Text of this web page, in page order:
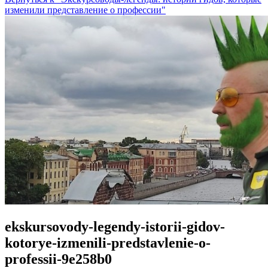
изменили представление о профессии"
ekskursovody-legendy-istorii-gidov-
kotorye-izmenili-predstavlenie-o-
professii-9e258b0